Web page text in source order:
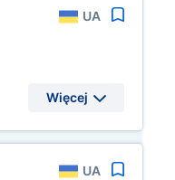
UA
Więcej
UA